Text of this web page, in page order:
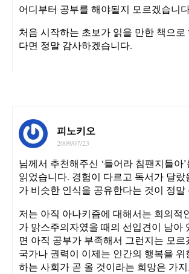
어디부터 공부를 해야될지 모르겠습니
처음 시작하는 초보가 읽을 만한 책으로
다면 정말 감사하겠습니다.
피노키오
2009/07/23
님께서 추천해주신 ‘들어라 침팬지들아
읽었습니다. 경험이 다르고 독서가 달랐
가 비슷한 인식을 공유한다는 것이 정말
저는 아직 아나키즘에 대해서는 회의적
가 맑스주의자였을 때의 선입견이 남아
면 아직 공부가 부족해서 그런지는 모르
국가나 권력이 이제는 인간의 행복을
하는 사회가 곧 올 것이라는 희망은 가